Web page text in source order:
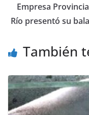
Empresa
Río presentó su
También